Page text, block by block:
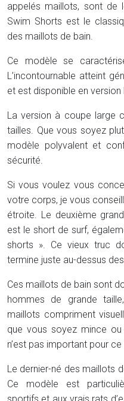
appelés maillots, sont de
Swim Shorts est le
des maillots de bain.
Ce modèle se
L’incontournable atteint
et est disponible en
La version à coupe large
tailles. Que vous soyez
modèle polyvalent et
sécurité.
Si vous voulez vous
votre corps, je vous
étroite. Le deuxième
est le short de surf,
shorts ». Ce vieux truc
termine juste au-dessus
Ces maillots de bain sont
hommes de grande
maillots compriment
que vous soyez mince
n’est pas important pour
Le dernier-né des maillots
Ce modèle est